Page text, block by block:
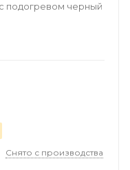
подогревом черный
Снято с производства